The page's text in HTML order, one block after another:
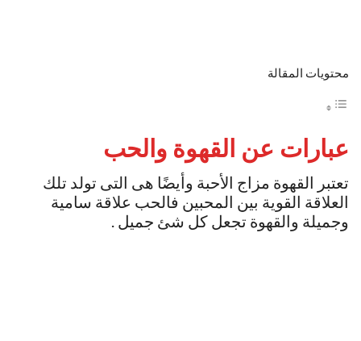
محتويات المقالة
عبارات عن القهوة والحب
تعتبر القهوة مزاج الأحبة وأيضًا هى التى تولد تلك
العلاقة القوية بين المحبين فالحب علاقة سامية
وجميلة والقهوة تجعل كل شئ جميل .